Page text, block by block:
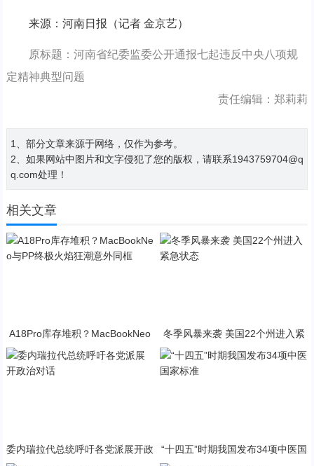
来源：河南日报（记者 金京艺）
原标题：河南省纪委监委公开通报七起违反中央八项规
定精神典型问题
责任编辑：郑莉莉
1、部分文章来源于网络，仅作为参考。
2、如果网站中图片和文字侵犯了您的版权，请联系1943759704@q
q.com处理！
相关文章
A18Pro库存堆积？MacBookNeo
与PP终极火焰狂潮意外同框
冬季风暴来袭 美国22个州进入紧
急状态
委内瑞拉代总统呼吁各党派展开政
“十四五”时期我国发布34项中医国